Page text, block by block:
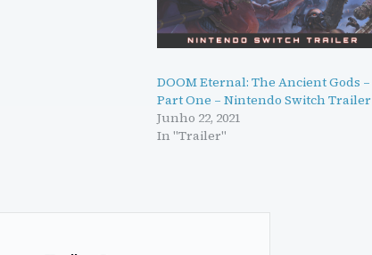
DOOM Eternal: The Ancient Gods –
Part One – Nintendo Switch Trailer
Junho 22, 2021
In "Trailer"